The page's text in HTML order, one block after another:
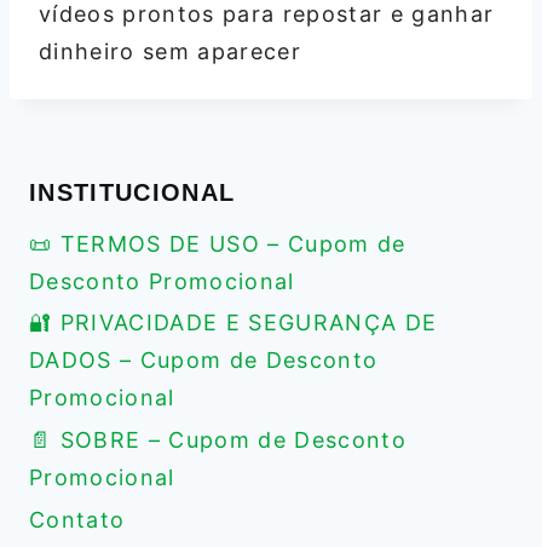
vídeos prontos para repostar e ganhar
dinheiro sem aparecer
INSTITUCIONAL
📜 TERMOS DE USO – Cupom de
Desconto Promocional
🔐 PRIVACIDADE E SEGURANÇA DE
DADOS – Cupom de Desconto
Promocional
📄 SOBRE – Cupom de Desconto
Promocional
Contato